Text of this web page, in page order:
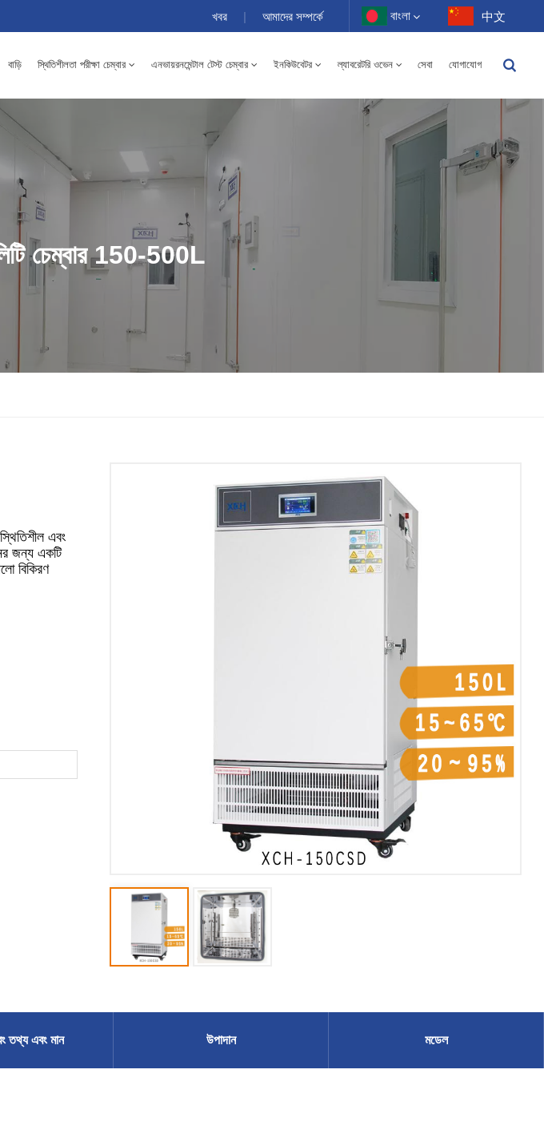
খবর | আমাদের সম্পর্কে বাংলা
Français
Português
Indonesia
বাংলা
中文
বাড়ি স্থিতিশীলতা পরীক্ষা চেম্বার এনভায়রনমেন্টাল টেস্ট চেম্বার ইনকিউবেটর ল্যাবরেটরি ওভেন সেবা যোগাযোগ
চেম্বার 150-500L
এবং
জন্য একটি
বিকিরণ
তথ্য এবং মান উপাদান মডেল